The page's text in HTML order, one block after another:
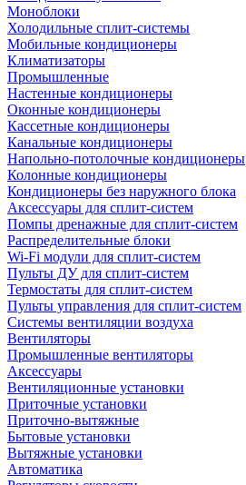
Моноблоки
Холодильные сплит-системы
Мобильные кондиционеры
Климатизаторы
Промышленные
Настенные кондиционеры
Оконные кондиционеры
Кассетные кондиционеры
Канальные кондиционеры
Напольно-потолочные кондиционеры
Колонные кондиционеры
Кондиционеры без наружного блока
Аксессуары для сплит-систем
Помпы дренажные для сплит-систем
Распределительные блоки
Wi-Fi модули для сплит-систем
Пульты ДУ для сплит-систем
Термостаты для сплит-систем
Пульты управления для сплит-систем
Системы вентиляции воздуха
Вентиляторы
Промышленные вентиляторы
Аксессуары
Вентиляционные установки
Приточные установки
Приточно-вытяжные
Бытовые установки
Вытяжные установки
Автоматика